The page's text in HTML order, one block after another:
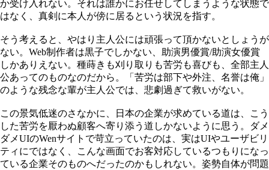
か受け入れない。それは誰かにお任せしてしまうような状態で
はなく、真剣に本人が傍に居るという状況を指す。
そう考えると、やはり主人公には頑張って頂かないとしょうが
ない。Web制作者は黒子でしかない、助演男優賞/助演女優賞
しかありえない。種蒔きも刈り取りも苦労も喜びも、全部主人
公あってのものなのだから。「苦労は部下や外注、名誉は俺」
のような残念な輩が主人公では、悲劇過ぎて救いがない。
この景気低迷のさなかに、日本の企業が求めている道は、こう
した苦労を厭わぬ顧客へ寄り添う道しかないように思う。ダメ
ダメUIのWenサイトで苛立っていたのは、実はUIやユーザビリ
ティにではなく、こんな画面でお客対応しているつもりになっ
ている企業そのものへだったのかもしれない。姿勢自体が問題